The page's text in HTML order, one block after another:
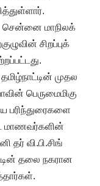
சென்னை மாநிலக்
சிறப்புக்
முதல
பெருமைமிகு
பரிந்துரைகளை
மாணவர்களின்
தர் வி.பி.சிங்
தலை நகரான